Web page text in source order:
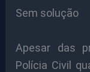
Sem solução
Apesar das
Polícia Civil